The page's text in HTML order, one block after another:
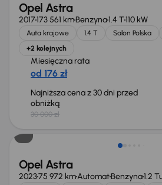
Opel Astra
2017173 561 kmBenzyna1.4 T110 kW
Auta krajowe 1.4 T Salon Polska
+2 kolejnych
Miesięczna rata
od 176 zł
Najniższa cena z 30 dni przed
obniżką
30 000 zł
Możliwość odliczenia VAT
Opel Astra
202375 972 kmAutomatBenzyna1.2